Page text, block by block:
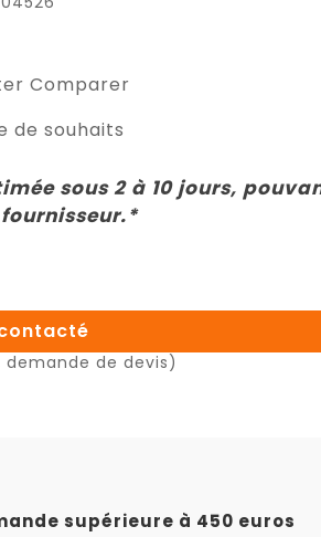
Comparer
de souhaits
sous 2 à 10 jours,
de devis)
supérieure à 450 euros